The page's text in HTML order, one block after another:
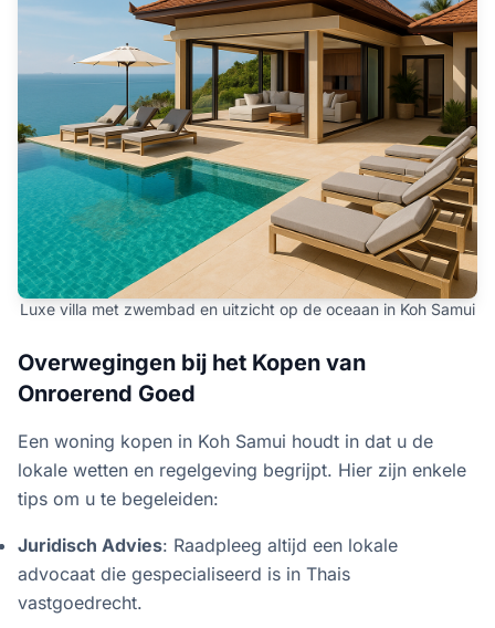
Luxe villa met zwembad en uitzicht op de oceaan in Koh Samui
Overwegingen bij het Kopen van
Onroerend Goed
Een woning kopen in Koh Samui houdt in dat u de
lokale wetten en regelgeving begrijpt. Hier zijn enkele
tips om u te begeleiden:
Juridisch Advies: Raadpleeg altijd een lokale
advocaat die gespecialiseerd is in Thais
vastgoedrecht.